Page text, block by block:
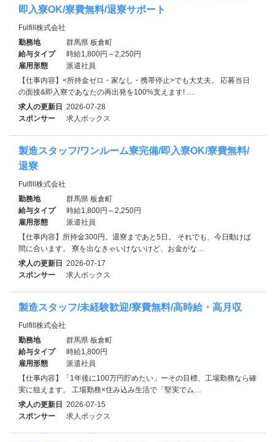
即入寮OK/寮費無料/退寮サポート
Fulfill株式会社
勤務地
群馬県 板倉町
給与タイプ
時給1,800円～2,250円
雇用形態
派遣社員
【仕事内容】<所持金ゼロ・家なし・携帯停止>でも大丈夫。 応募当日
の面接&即入寮であなたの再出発を100%支えます! …
求人の更新日 2026-07-28
スポンサー
求人ボックス
製造スタッフ/ワンルーム寮完備/即入寮OK/寮費無料/
退寮
Fulfill株式会社
勤務地
群馬県 板倉町
給与タイプ
時給1,800円～2,250円
雇用形態
派遣社員
【仕事内容】所持金300円。退寮まであと5日。 それでも、今日動けば
間に合います。 寮を出なきゃいけないけど、お金がな…
求人の更新日 2026-07-17
スポンサー
求人ボックス
製造スタッフ/未経験歓迎/寮費無料/高時給・高月収
Fulfill株式会社
勤務地
群馬県 板倉町
給与タイプ
時給1,800円
雇用形態
派遣社員
【仕事内容】「1年後に100万円貯めたい」ーその目標、工場勤務なら確
実に狙えます。 工場勤務×住み込み生活で「堅実でム…
求人の更新日 2026-07-15
スポンサー
求人ボックス